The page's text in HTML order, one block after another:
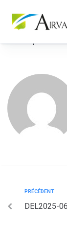
DEL2025-
PRÉCÉDENT
DEL2025-